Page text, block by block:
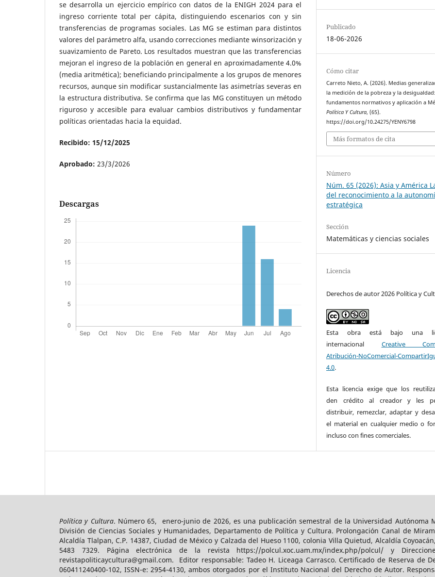
se desarrolla un ejercicio empírico con datos de la ENIGH 2024 para el
ingreso corriente total per cápita, distinguiendo escenarios con y sin
transferencias de programas sociales. Las MG se estiman para distintos
valores del parámetro alfa, usando correcciones mediante winsorización y
suavizamiento de Pareto. Los resultados muestran que las transferencias
mejoran el ingreso de la población en general en aproximadamente 4.0%
(media aritmética); beneficiando principalmente a los grupos de menores
recursos, aunque sin modificar sustancialmente las asimetrías severas en
la estructura distributiva. Se confirma que las MG constituyen un método
riguroso y accesible para evaluar cambios distributivos y fundamentar
políticas orientadas hacia la equidad.
Recibido: 15/12/2025
Aprobado: 23/3/2026
Descargas
Publicado
18-06-2026
Cómo citar
Carreto Nieto, A. (2026). Medias
la medición de la pobreza y la
fundamentos normativos y aplicación a
Política Y Cultura, (65).
https://doi.org/10.24275/YENY6798
Más formatos de cita
Número
Núm. 65 (2026): Asia y América
del reconocimiento a la
estratégica
Sección
Matemáticas y ciencias sociales
Licencia
Derechos de autor 2026 Política y
Esta obra está bajo una
internacional Creative
Atribución-NoComercial-
4.0.
Esta licencia exige que los
den crédito al creador y les
distribuir, remezclar, adaptar y
el material en cualquier medio o
incluso con fines comerciales.
Política y Cultura. Número 65, enero-junio de 2026, es una publicación semestral de la Universidad Autónoma
División de Ciencias Sociales y Humanidades, Departamento de Política y Cultura. Prolongación Canal de
Alcaldía Tlalpan, C.P. 14387, Ciudad de México y Calzada del Hueso 1100, colonia Villa Quietud, Alcaldía
5483 7329. Página electrónica de la revista https://polcul.xoc.uam.mx/index.php/polcul/ y
revistapoliticaycultura@gmail.com. Editor responsable: Tadeo H. Liceaga Carrasco. Certificado de Reserva de
060411240400-102, ISSN-e: 2954-4130, ambos otorgados por el Instituto Nacional del Derecho de Autor.